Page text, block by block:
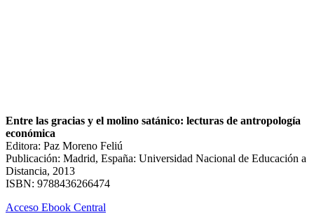
Entre las gracias y el molino satánico: lecturas de antropología
económica
Editora: Paz Moreno Feliú
Publicación: Madrid, España: Universidad Nacional de Educación a
Distancia, 2013
ISBN: 9788436266474
Acceso Ebook Central